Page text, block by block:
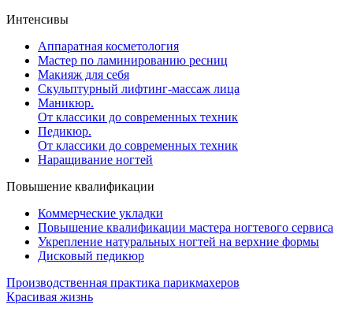
Интенсивы
Аппаратная косметология
Мастер по ламинированию ресниц
Макияж для себя
Скульптурный лифтинг-массаж лица
Маникюр.
От классики до современных техник
Педикюр.
От классики до современных техник
Наращивание ногтей
Повышение квалификации
Коммерческие укладки
Повышение квалификации мастера ногтевого сервиса
Укрепление натуральных ногтей на верхние формы
Дисковый педикюр
Производственная практика парикмахеров
Красивая жизнь